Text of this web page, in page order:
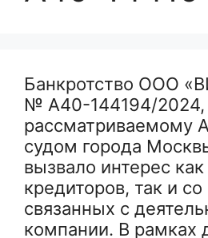
Банкротство ООО
№ А40-144194/2024,
рассматриваемому
судом города
вызвало интерес
кредиторов, так и
связанных с
компании. В рамках